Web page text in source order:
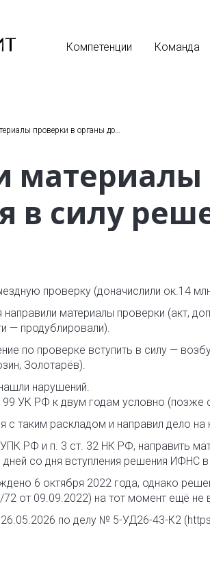
Компетенции Команда
проверки в органы до…
материалы
в силу
проверку (доначислили ок.14
материалы проверки (акт,
— продублировали).
по проверке вступить в силу —
Золотарёв).
нарушений.
УК РФ к двум годам условно (позже
с таким раскладом и направил дело
РФ и п. 3 ст. 32 НК РФ, направить
дней со дня вступления решения ИФНС
6 октября 2022 года, однако
от 09.09.2022) на тот момент ещё не
по делу № 5-УД26-43-К2